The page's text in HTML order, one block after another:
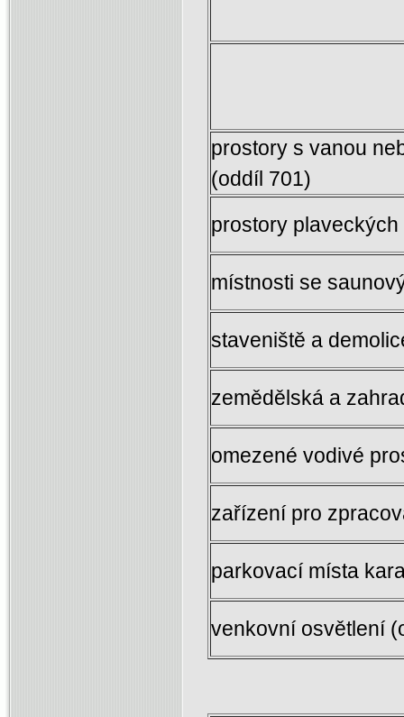
prostory s vanou
(oddíl 701)
prostory
místnosti se
staveniště a
zemědělská a
omezené vodivé
zařízení pro
parkovací místa
venkovní osvětlení